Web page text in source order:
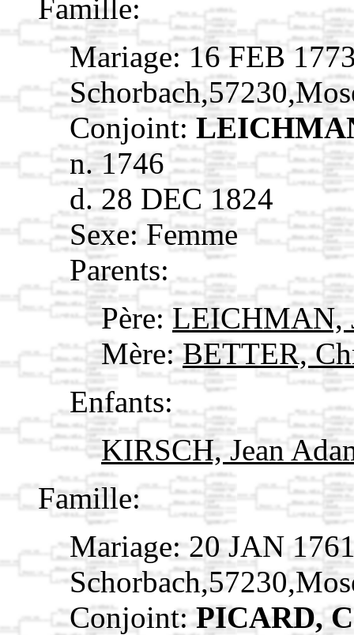
Famille:
Mariage: 16 FEB
Conjoint:
n. 1746
d. 28 DEC 1824
Sexe: Femme
Parents:
Père: LEICHMAN,
Mère:BETTER,
Enfants:
KIRSCH, Jean
Famille:
Mariage: 20 JAN
Conjoint: PICARD,